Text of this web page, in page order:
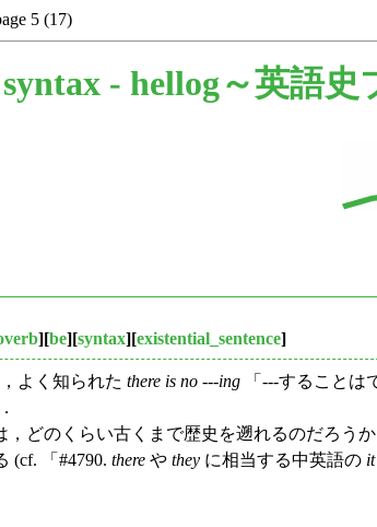
5 (17)
syntax - hellog～英語史
][be][syntax][existential_sentence]
よく知られた there is no ---ing 「---することは
どのくらい古くまで歴史を遡れるのだろうか
(cf. 「#4790. there や they に相当する中英語の it